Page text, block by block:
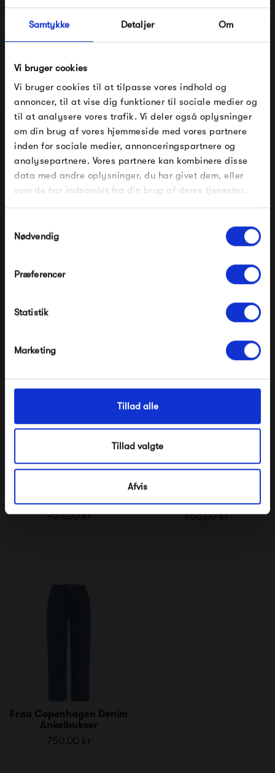
Samtykke Detaljer Om
Vi bruger cookies
Vi bruger cookies til at tilpasse vores indhold og
annoncer, til at vise dig funktioner til sociale medier og
til at analysere vores trafik. Vi deler også oplysninger
om din brug af vores hjemmeside med vores partnere
inden for sociale medier, annonceringspartnere og
analysepartnere. Vores partnere kan kombinere disse
data med andre oplysninger, du har givet dem, eller
som de har indsamlet fra din brug af deres tjenester.
Nødvendig
Præferencer
Statistik
Marketing
Tillad alle
Tillad valgte
Afvis
lækre tøj fra Frau.
Produkter fra samme kategori
Ankelbukser
Frau Seoul Lang Denim
950,00 kr
Skjorte
750,00 kr
Frau Copenhagen Denim
Ankelbukser
750,00 kr
FÅ 10% PÅ DIN NÆSTE ORDRE
Indtast din e-mail, så sender vi rabatkoden til dig på
mail. Minimumsbeløb er 499 kr. for at indløse
rabatten.
Gælder ikke på produkter fra Fermob, File Under
*Ved at tilmelde dig accepterer du at modtage e-